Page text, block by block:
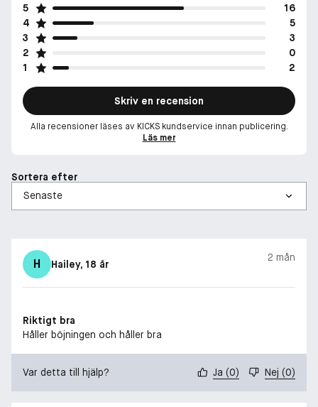
5
16
4
5
3
3
2
0
1
2
Skriv en recension
Alla recensioner läses av KICKS kundservice innan publicering.
Läs mer
Sortera efter
H Hailey, 18 år
2 mån
Riktigt bra
Håller böjningen och håller bra
Var detta till hjälp? Ja (0) Nej (0)